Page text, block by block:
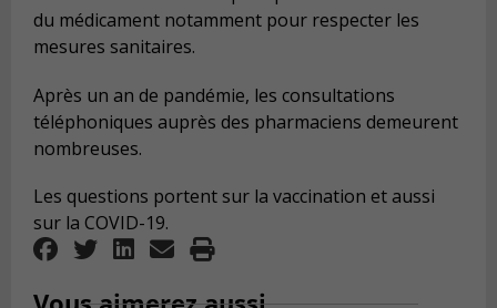
du médicament notamment pour respecter les
mesures sanitaires.
Après un an de pandémie, les consultations
téléphoniques auprès des pharmaciens demeurent
nombreuses.
Les questions portent sur la vaccination et aussi
sur la COVID-19.